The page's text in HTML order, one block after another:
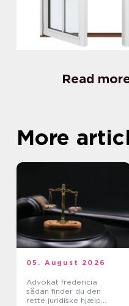
Read
More
05. August 2026
Advokat fredericia
sådan finder du den
rette juridiske hjælp